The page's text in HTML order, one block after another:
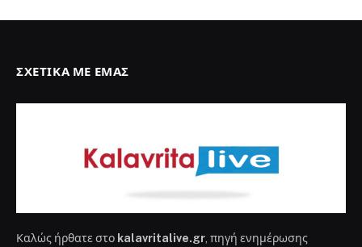
ΣΧΕΤΙΚΆ ΜΕ ΕΜΆΣ
Καλώς ήρθατε στο kalavritalive.gr , πηγή ενημέρωσης